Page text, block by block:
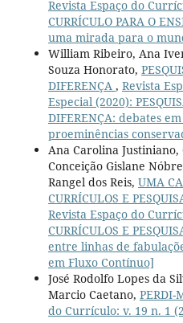
Revista Espaço do
CURRÍCULO PARA O
uma mirada para o
William Ribeiro, Ana
Souza Honorato,
DIFERENÇA , Revista
Especial (2020):
DIFERENÇA: debates
proeminências
Ana Carolina
Conceição Gislane
Rangel dos Reis, UMA
CURRÍCULOS E
Revista Espaço do
CURRÍCULOS E
entre linhas de
em Fluxo Contínuo]
José Rodolfo Lopes da
Marcio Caetano, PERDI-
do Currículo: v. 19 n. 1